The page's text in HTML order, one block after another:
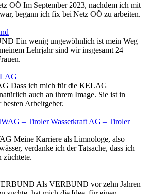
OÖ Im September 2023, nachdem ich mit
begann ich fix bei Netz OÖ zu arbeiten.
Ein wenig ungewöhnlich ist mein Weg
Lehrjahr sind wir insgesamt 24
Dass ich mich für die KELAG
auch an ihrem Image. Sie ist in
Arbeitgeber.
Meine Karriere als Limnologe, also
verdanke ich der Tatsache, dass ich
züchtete.
Als VERBUND vor zehn Jahren